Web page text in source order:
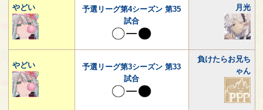
やどい
予選リーグ第4シーズン 第35
試合
月光
やどい
予選リーグ第3シーズン 第33
試合
負けたらお兄ち
ゃん